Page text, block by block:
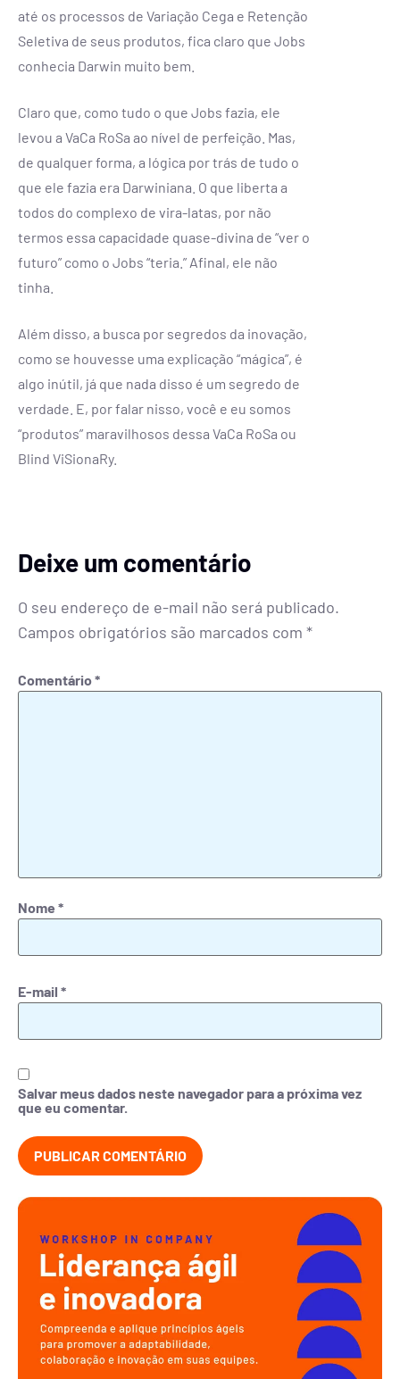
até os processos de Variação Cega e Retenção
Seletiva de seus produtos, fica claro que Jobs
conhecia Darwin muito bem.
Claro que, como tudo o que Jobs fazia, ele
levou a VaCa RoSa ao nível de perfeição. Mas,
de qualquer forma, a lógica por trás de tudo o
que ele fazia era Darwiniana. O que liberta a
todos do complexo de vira-latas, por não
termos essa capacidade quase-divina de “ver o
futuro” como o Jobs “teria.” Afinal, ele não
tinha.
Além disso, a busca por segredos da inovação,
como se houvesse uma explicação “mágica”, é
algo inútil, já que nada disso é um segredo de
verdade. E, por falar nisso, você e eu somos
“produtos” maravilhosos dessa VaCa RoSa ou
Blind ViSionaRy.
Deixe um comentário
O seu endereço de e-mail não será publicado.
Campos obrigatórios são marcados com *
Comentário*
Nome *
E-mail *
Salvar meus dados neste navegador para a próxima vez
que eu comentar.